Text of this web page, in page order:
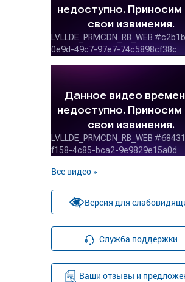
Все видео »
Версия для
Служба поддержки
Ваши отзывы и